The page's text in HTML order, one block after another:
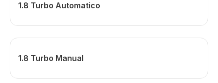
1.8 Turbo Automatico
1.8 Turbo Manual